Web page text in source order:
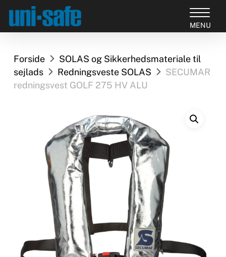
main
Forside
SOLAS og Sikkerhedsmateriale til
sejlads
Redningsveste SOLAS
SECUMAR
redningsvest GOLF 275 HV ALU
Close